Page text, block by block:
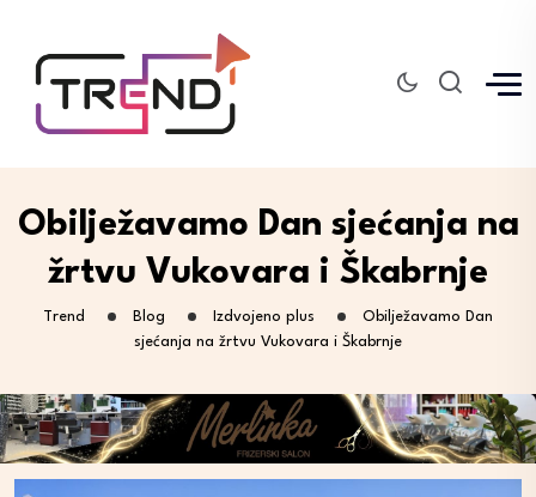
Obilježavamo Dan sjećanja na
žrtvu Vukovara i Škabrnje
Trend Blog Izdvojeno plus
Obilježavamo Dan
sjećanja na žrtvu Vukovara i Škabrnje